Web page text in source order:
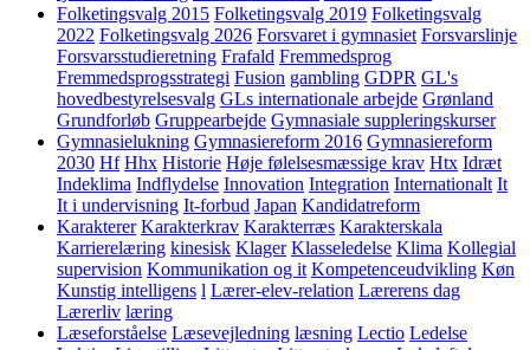
Folketingsvalg 2015 Folketingsvalg 2019 Folketingsvalg
2022 Folketingsvalg 2026 Forsvaret i gymnasiet Forsvarslinje
Forsvarsstudieretning Frafald Fremmedsprog
Fremmedsprogsstrategi Fusion gambling GDPR GL's
hovedbestyrelsesvalg GLs internationale arbejde Grønland
Grundforløb Gruppearbejde Gymnasiale suppleringskurser
Gymnasielukning Gymnasiereform 2016 Gymnasiereform
2030 Hf Hhx Historie Høje følelsesmæssige krav Htx Idræt
Indeklima Indflydelse Innovation Integration Internationalt It
It i undervisning It-forbud Japan Kandidatreform
Karakterer Karakterkrav Karakterræs Karakterskala
Karrierelæring kinesisk Klager Klasseledelse Klima Kollegial
supervision Kommunikation og it Kompetenceudvikling Køn
Kunstig intelligens l Lærer-elev-relation Lærerens dag
Lærerliv læring
Læseforståelse Læsevejledning læsning Lectio Ledelse